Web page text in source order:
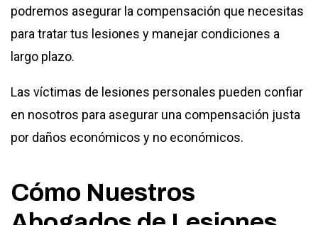
podremos asegurar la compensación que necesitas
para tratar tus lesiones y manejar condiciones a
largo plazo.
Las víctimas de lesiones personales pueden confiar
en nosotros para asegurar una compensación justa
por daños económicos y no económicos.
Cómo Nuestros